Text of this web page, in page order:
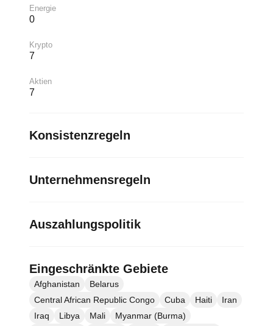
Energie
0
Krypto
7
Aktien
7
Konsistenzregeln
Unternehmensregeln
Auszahlungspolitik
Eingeschränkte Gebiete
Afghanistan
Belarus
Central African Republic Congo
Cuba Haiti
Iran
Iraq
Libya Mali
Myanmar (Burma)